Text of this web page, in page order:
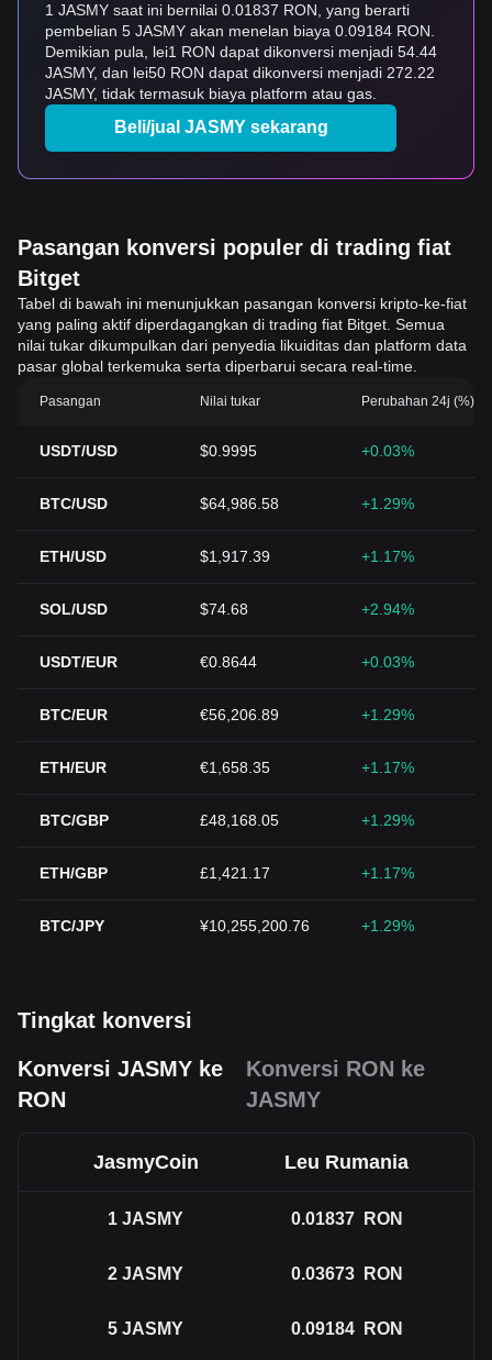
1 JASMY saat ini bernilai 0.01837 RON, yang berarti
pembelian 5 JASMY akan menelan biaya 0.09184 RON.
Demikian pula, lei1 RON dapat dikonversi menjadi 54.44
JASMY, dan lei50 RON dapat dikonversi menjadi 272.22
JASMY, tidak termasuk biaya platform atau gas.
Beli/jual JASMY sekarang
Pasangan konversi populer di trading fiat
Bitget
Tabel di bawah ini menunjukkan pasangan konversi kripto-ke-fiat
yang paling aktif diperdagangkan di trading fiat Bitget. Semua
nilai tukar dikumpulkan dari penyedia likuiditas dan platform data
pasar global terkemuka serta diperbarui secara real-time.
Pasangan Nilai tukar Perubahan 24j (%)
USDT/USD $0.9995 +0.03%
BTC/USD $64,986.58 +1.29%
ETH/USD $1,917.39 +1.17%
SOL/USD $74.68 +2.94%
USDT/EUR €0.8644 +0.03%
BTC/EUR €56,206.89 +1.29%
ETH/EUR €1,658.35 +1.17%
BTC/GBP £48,168.05 +1.29%
ETH/GBP £1,421.17 +1.17%
BTC/JPY ¥10,255,200.76 +1.29%
Tingkat konversi
Konversi JASMY ke
RON
Konversi RON ke
JASMY
JasmyCoin Leu Rumania
1 JASMY 0.01837 RON
2 JASMY 0.03673 RON
5 JASMY 0.09184 RON